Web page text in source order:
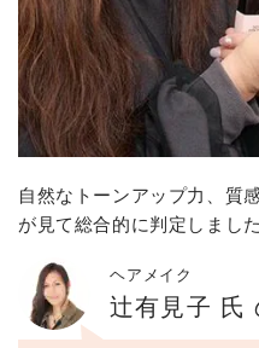
自然なトーンアップ力、質
が見て総合的に判定しました
ヘアメイク
辻有見子 氏